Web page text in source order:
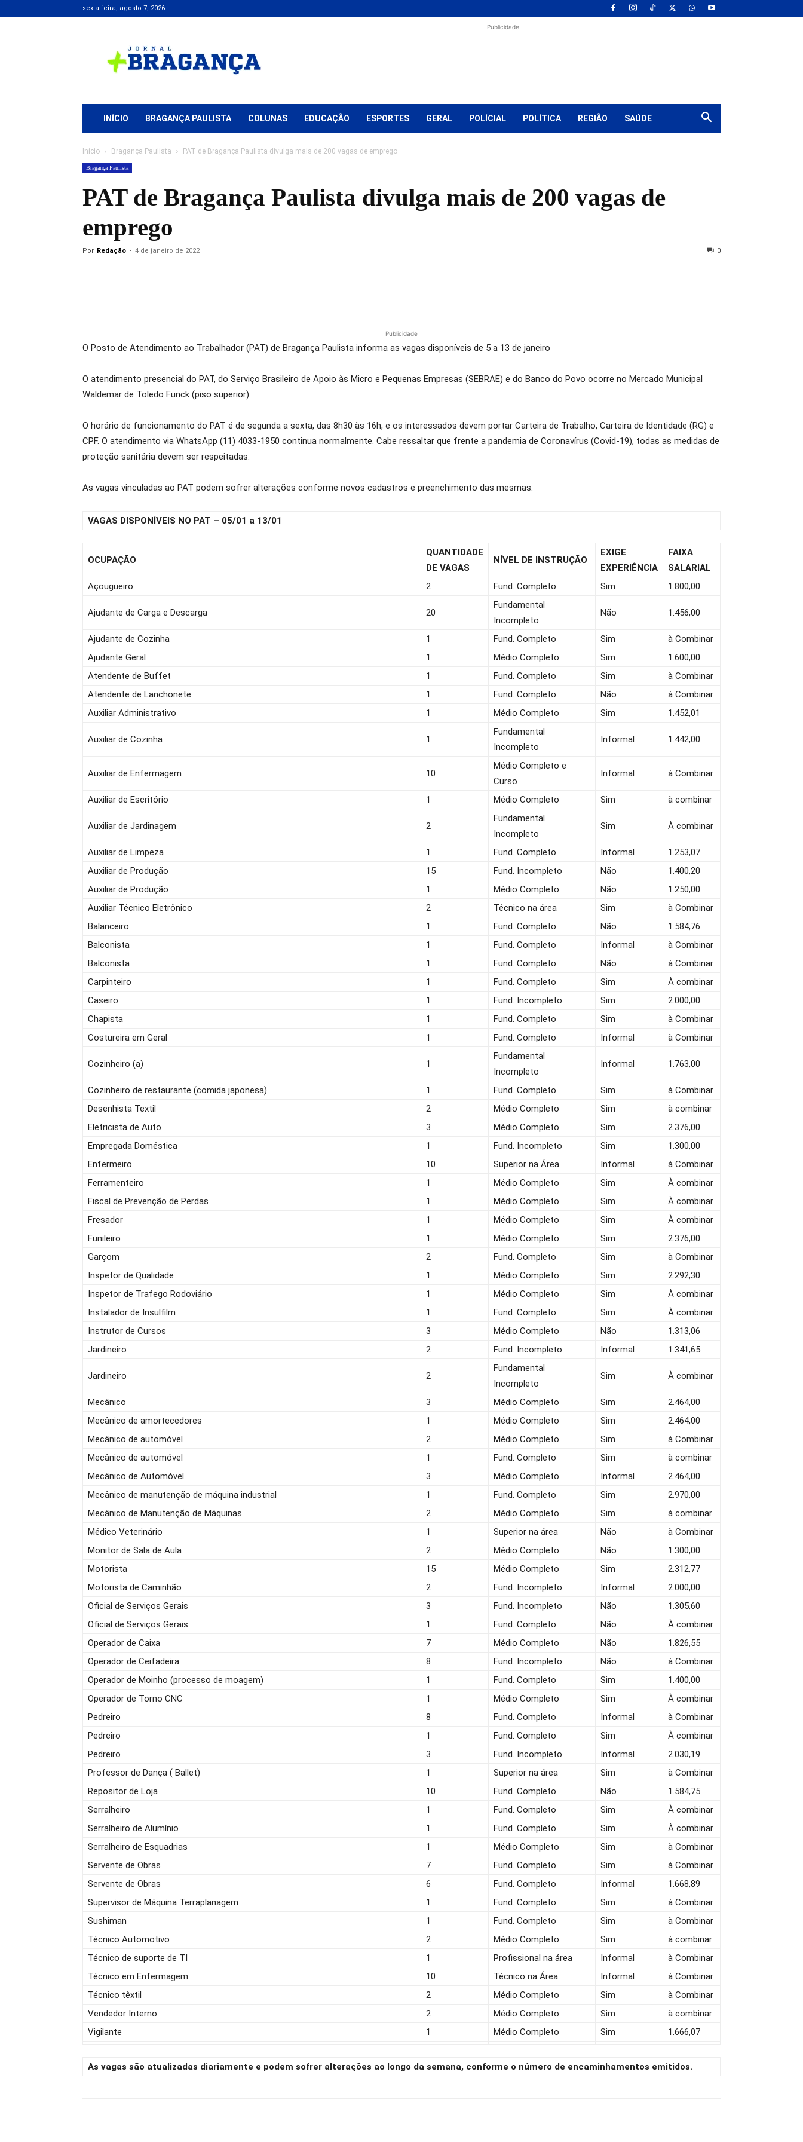
sexta-feira, agosto 7, 2026
+
Bragança
Publicidade
INÍCIO BRAGANÇA PAULISTA COLUNAS EDUCAÇÃO ESPORTES GERAL POLÍCIAL POLÍTICA REGIÃO SAÚDE
Início Bragança Paulista PAT de Bragança Paulista divulga mais de 200 vagas de emprego
Bragança Paulista
PAT de Bragança Paulista divulga mais de 200 vagas de
emprego
Por Redação - 4 de janeiro de 2022 0
Publicidade
O Posto de Atendimento ao Trabalhador (PAT) de Bragança Paulista informa as vagas disponíveis de 5 a 13 de janeiro
O atendimento presencial do PAT, do Serviço Brasileiro de Apoio às Micro e Pequenas Empresas (SEBRAE) e do Banco do Povo ocorre no Mercado Municipal
Waldemar de Toledo Funck (piso superior).
O horário de funcionamento do PAT é de segunda a sexta, das 8h30 às 16h, e os interessados devem portar Carteira de Trabalho, Carteira de Identidade (RG) e
CPF. O atendimento via WhatsApp (11) 4033-1950 continua normalmente. Cabe ressaltar que frente a pandemia de Coronavírus (Covid-19), todas as medidas de
proteção sanitária devem ser respeitadas.
As vagas vinculadas ao PAT podem sofrer alterações conforme novos cadastros e preenchimento das mesmas.
VAGAS DISPONÍVEIS NO PAT – 05/01 a 13/01
OCUPAÇÃO
QUANTIDADE
DE VAGAS
NÍVEL DE INSTRUÇÃO
EXIGE
EXPERIÊNCIA
FAIXA
SALARIAL
Açougueiro
2 Fund. Completo Sim 1.800,00
Ajudante de Carga e Descarga 20
Fundamental
Incompleto
Não 1.456,00
Ajudante de Cozinha 1 Fund. Completo Sim
à Combinar
Ajudante Geral
1 Médio Completo Sim
1.600,00
Atendente de Buffet
1 Fund. Completo Sim
à Combinar
Atendente de Lanchonete
1 Fund. Completo Não
à Combinar
Auxiliar Administrativo
1 Médio Completo Sim 1.452,01
Auxiliar de Cozinha 1
Fundamental
Incompleto
Informal 1.442,00
Auxiliar de Enfermagem 10
Médio Completo e
Curso
Informal à Combinar
Auxiliar de Escritório 1 Médio Completo Sim à combinar
Auxiliar de Jardinagem 2
Fundamental
Incompleto
Sim À combinar
Auxiliar de Limpeza 1 Fund. Completo Informal
1.253,07
Auxiliar de Produção
15 Fund. Incompleto Não
1.400,20
Auxiliar de Produção
1 Médio Completo Não
1.250,00
Auxiliar Técnico Eletrônico
2 Técnico na área Sim
à Combinar
Balanceiro
1 Fund. Completo Não
1.584,76
Balconista
1 Fund. Completo Informal
à Combinar
Balconista
1 Fund. Completo Não
à Combinar
Carpinteiro
1 Fund. Completo Sim
À combinar
Caseiro
1 Fund. Incompleto Sim
2.000,00
Chapista
1 Fund. Completo Sim
à Combinar
Costureira em Geral
1 Fund. Completo Informal à Combinar
Cozinheiro (a) 1
Fundamental
Incompleto
Informal 1.763,00
Cozinheiro de restaurante (comida japonesa) 1 Fund. Completo Sim
à Combinar
Desenhista Textil
2 Médio Completo Sim
à combinar
Eletricista de Auto
3 Médio Completo Sim
2.376,00
Empregada Doméstica
1 Fund. Incompleto Sim
1.300,00
Enfermeiro
10 Superior na Área Informal
à Combinar
Ferramenteiro
1 Médio Completo Sim
À combinar
Fiscal de Prevenção de Perdas
1 Médio Completo Sim
À combinar
Fresador
1 Médio Completo Sim
À combinar
Funileiro
1 Médio Completo Sim
2.376,00
Garçom
2 Fund. Completo Sim
à Combinar
Inspetor de Qualidade
1 Médio Completo Sim
2.292,30
Inspetor de Trafego Rodoviário
1 Médio Completo Sim
À combinar
Instalador de Insulfilm
1 Fund. Completo Sim
À combinar
Instrutor de Cursos
3 Médio Completo Não
1.313,06
Jardineiro
2 Fund. Incompleto Informal 1.341,65
Jardineiro 2
Fundamental
Incompleto
Sim À combinar
Mecânico 3 Médio Completo Sim
2.464,00
Mecânico de amortecedores
1 Médio Completo Sim
2.464,00
Mecânico de automóvel
2 Médio Completo Sim
à Combinar
Mecânico de automóvel
1 Fund. Completo Sim
à combinar
Mecânico de Automóvel
3 Médio Completo Informal
2.464,00
Mecânico de manutenção de máquina industrial
1 Fund. Completo Sim
2.970,00
Mecânico de Manutenção de Máquinas
2 Médio Completo Sim
à combinar
Médico Veterinário
1 Superior na área Não
à Combinar
Monitor de Sala de Aula
2 Médio Completo Não
1.300,00
Motorista
15 Médio Completo Sim
2.312,77
Motorista de Caminhão
2 Fund. Incompleto Informal
2.000,00
Oficial de Serviços Gerais
3 Fund. Incompleto Não
1.305,60
Oficial de Serviços Gerais
1 Fund. Completo Não
À combinar
Operador de Caixa
7 Médio Completo Não
1.826,55
Operador de Ceifadeira
8 Fund. Incompleto Não
à Combinar
Operador de Moinho (processo de moagem)
1 Fund. Completo Sim
1.400,00
Operador de Torno CNC
1 Médio Completo Sim
À combinar
Pedreiro
8 Fund. Completo Informal
à Combinar
Pedreiro
1 Fund. Completo Sim
À combinar
Pedreiro
3 Fund. Incompleto Informal
2.030,19
Professor de Dança ( Ballet)
1 Superior na área Sim
à Combinar
Repositor de Loja
10 Fund. Completo Não
1.584,75
Serralheiro
1 Fund. Completo Sim
À combinar
Serralheiro de Alumínio
1 Fund. Completo Sim
À combinar
Serralheiro de Esquadrias
1 Médio Completo Sim
à Combinar
Servente de Obras
7 Fund. Completo Sim
à Combinar
Servente de Obras
6 Fund. Completo Informal
1.668,89
Supervisor de Máquina Terraplanagem
1 Fund. Completo Sim
à Combinar
Sushiman
1 Fund. Completo Sim
à Combinar
Técnico Automotivo
2 Médio Completo Sim
à combinar
Técnico de suporte de TI
1 Profissional na área Informal
à Combinar
Técnico em Enfermagem
10 Técnico na Área Informal
à Combinar
Técnico têxtil
2 Médio Completo Sim
à Combinar
Vendedor Interno
2 Médio Completo Sim
à combinar
Vigilante
1 Médio Completo Sim 1.666,07
As vagas são atualizadas diariamente e podem sofrer alterações ao longo da semana, conforme o número de encaminhamentos emitidos.